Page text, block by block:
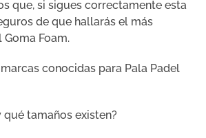
que, si sigues correctamente esta
de que hallarás el más
Foam.
conocidas para Pala Padel
tamaños existen?